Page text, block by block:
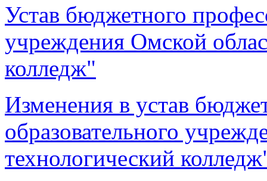
Устав бюджетного
учреждения Омской
колледж"
Изменения в устав
образовательного
технологический